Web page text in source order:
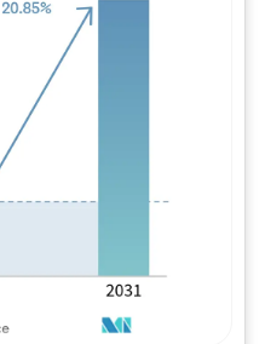
Image © Mordor Intelligence. La